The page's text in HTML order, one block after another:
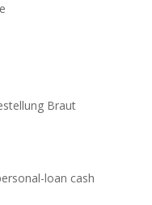
Braut
loan cash